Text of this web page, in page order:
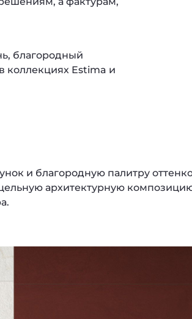
благородный
коллекциях Estima и
и благородную палитру
архитектурную